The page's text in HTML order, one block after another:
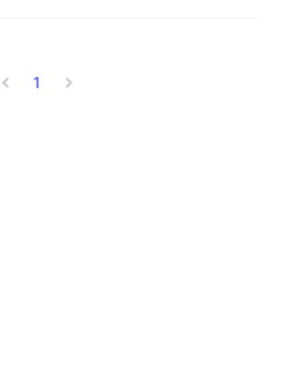
1